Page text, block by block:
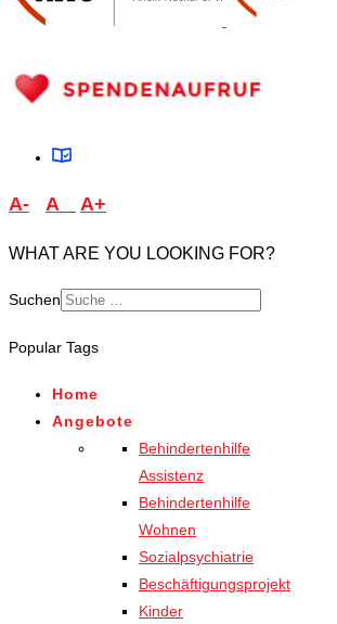
A- A A+
WHAT ARE YOU LOOKING FOR?
Suchen
for results.
Popular Tags
Home
Angebote
Behindertenhilfe
Assistenz
Behindertenhilfe
Wohnen
Sozialpsychiatrie
Beschäftigungsprojekt
Kinder